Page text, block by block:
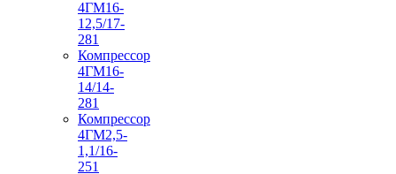
4ГМ16-
12,5/17-
281
Компрессор
4ГМ16-
14/14-
281
Компрессор
4ГМ2,5-
1,1/16-
251